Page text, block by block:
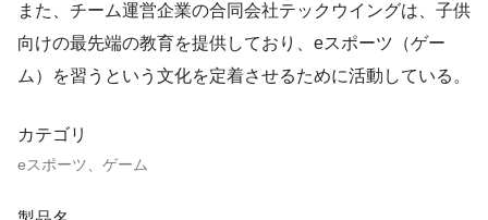
また、チーム運営企業の合同会社テックウイングは、子供
向けの最先端の教育を提供しており、eスポーツ（ゲー
ム）を習うという文化を定着させるために活動している。
カテゴリ
eスポーツ、ゲーム